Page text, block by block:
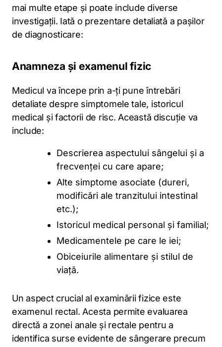
mai multe etape și poate include diverse
investigații. Iată o prezentare detaliată a pașilor
de diagnosticare:
Anamneza și examenul fizic
Medicul va începe prin a-ți pune întrebări
detaliate despre simptomele tale, istoricul
medical și factorii de risc. Această discuție va
include:
Descrierea aspectului sângelui și a
frecvenței cu care apare;
Alte simptome asociate (dureri,
modificări ale tranzitului intestinal
etc.);
Istoricul medical personal și familial;
Medicamentele pe care le iei;
Obiceiurile alimentare și stilul de
viață.
Un aspect crucial al examinării fizice este
examenul rectal. Acesta permite evaluarea
directă a zonei anale și rectale pentru a
identifica surse evidente de sângerare precum